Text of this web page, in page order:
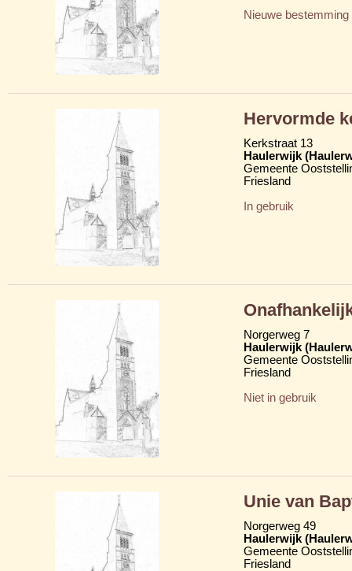
Nieuwe bestemming
Hervormde
Kerkstraat 13
Haulerwijk
Gemeente
Friesland
In gebruik
Norgerweg 7
Haulerwijk
Gemeente
Friesland
Niet in gebruik
Unie van
Norgerweg 49
Haulerwijk
Gemeente
Friesland